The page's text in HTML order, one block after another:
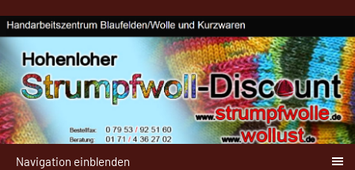
Navigation einblenden